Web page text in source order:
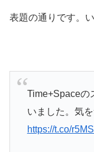
表題の通りです。
Time+Spaceの
いました。気
https://t.co/